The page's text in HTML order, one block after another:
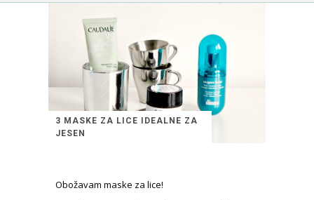
3 MASKE ZA LICE IDEALNE ZA
JESEN
Obožavam maske za lice!